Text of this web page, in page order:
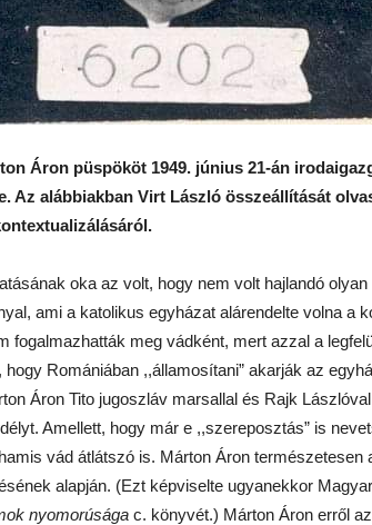
Áron püspököt 1949. június 21-án
Az alábbiakban Virt László összeállítását
oka az volt, hogy nem volt hajlandó
ami a katolikus egyházat alárendelte volna a
fogalmazhatták meg vádként, mert azzal a
Romániában ,,államosítani” akarják az
Áron Tito jugoszláv marsallal és Rajk
Amellett, hogy már e ,,szereposztás” is
vád átlátszó is. Márton Áron természetesen
alapján. (Ezt képviselte ugyanekkor
nyomorúsága c. könyvét.) Márton Áron erről